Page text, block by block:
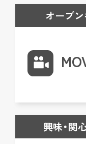
オープ
興味・関